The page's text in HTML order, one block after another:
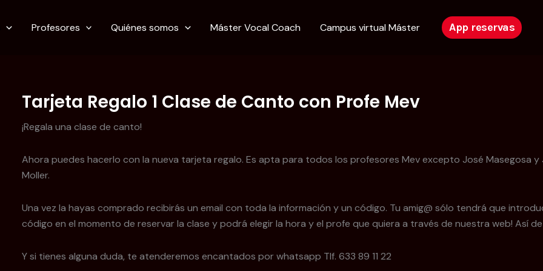
Profesores Quiénes somos Máster Vocal Coach Campus virtual Máster App reservas
Tarjeta Regalo 1 Clase de Canto con Profe Mev
¡Regala una clase de canto!
Ahora puedes hacerlo con la nueva tarjeta regalo. Es apta para todos los profesores Mev excepto José Masegosa y
Moller.
Una vez la hayas comprado recibirás un email con toda la información y un código. Tu amig@ sólo tendrá que
código en el momento de reservar la clase y podrá elegir la hora y el profe que quiera a través de nuestra web! Así
Y si tienes alguna duda, te atenderemos encantados por whatsapp Tlf. 633 89 11 22